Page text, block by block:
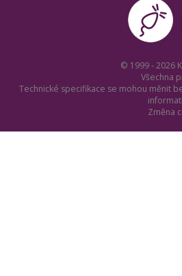
© 1999 - 2026
Všechna
Technické specifikace se mohou měnit
Změna